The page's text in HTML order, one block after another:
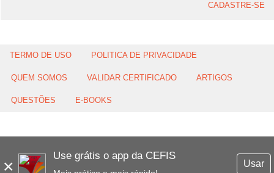
×
Use grátis o app da CEFIS
Usar
CADASTRE-SE
TERMO DE USO POLITICA DE PRIVACIDADE
QUEM SOMOS VALIDAR CERTIFICADO ARTIGOS
QUESTÕES E-BOOKS